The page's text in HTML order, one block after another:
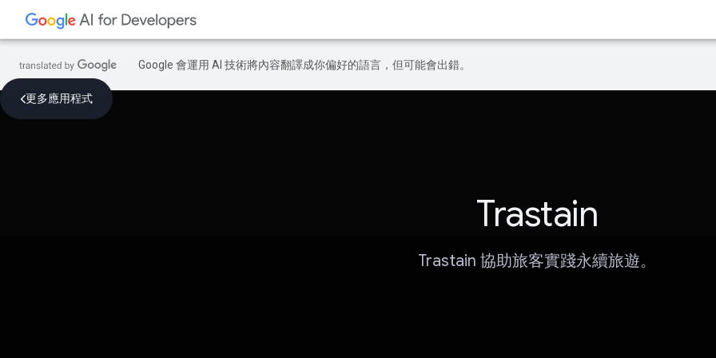
Google 會運用 AI 技術將內容翻譯成你偏好的語言，但可能會出錯。
更多應用程式
Trastain
Trastain 協助旅客實踐永續旅遊。